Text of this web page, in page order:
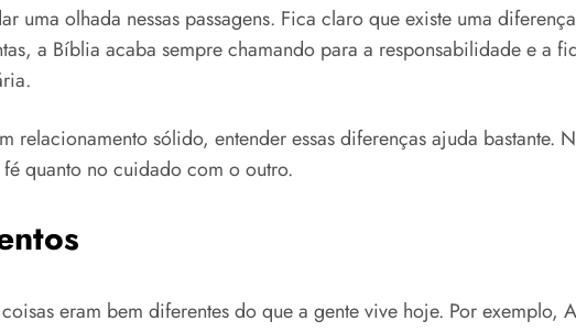
olhada nessas passagens. Fica claro que existe uma
a Bíblia acaba sempre chamando para a responsabilidade e a
relacionamento sólido, entender essas diferenças ajuda bastante.
quanto no cuidado com o outro.
eram bem diferentes do que a gente vive hoje. Por exemplo,